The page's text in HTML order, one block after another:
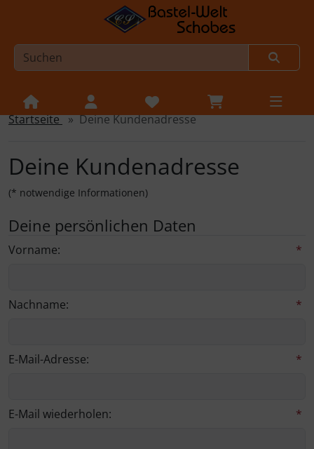
Sprungnavigation
Springe zur Navigation
Springe zum Login-Button
Springe zu den allgemeinen Informationen
Startseite Deine Kundenadresse
Deine Kundenadresse
(* notwendige Informationen)
Deine persönlichen Daten
Vorname: *
Nachname: *
E-Mail-Adresse: *
E-Mail wiederholen: *